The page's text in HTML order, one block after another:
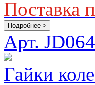
Поставка
Подробнее >
Арт.
Гайки